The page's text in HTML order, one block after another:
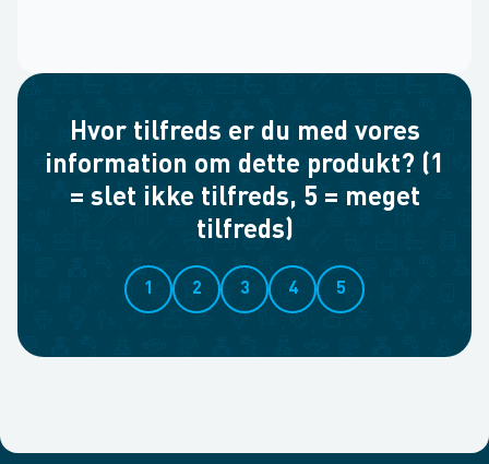
Hvor tilfreds er du med vores
information om dette produkt? (1
= slet ikke tilfreds, 5 = meget
tilfreds)
1 2 3 4 5